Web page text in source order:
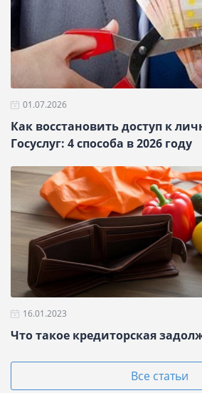
01.07.2026
Как восстановить доступ к
Госуслуг: 4 способа в 2026 году
16.01.2023
Что такое кредиторская
Все статьи